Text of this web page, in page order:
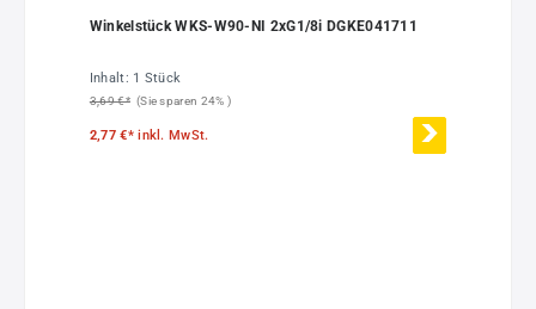
Winkelstück WKS-W90-NI 2xG1/8i DGKE041711
Inhalt: 1 Stück
3,69 €* (Sie sparen 24% )
2,77 €*inkl. MwSt.